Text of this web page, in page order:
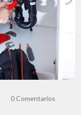
0 Comentarios